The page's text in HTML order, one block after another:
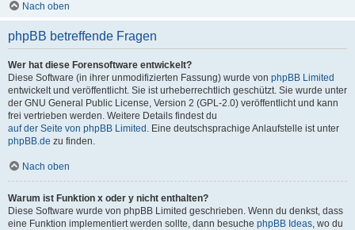
Nach oben
phpBB betreffende Fragen
Wer hat diese Forensoftware entwickelt?
Diese Software (in ihrer unmodifizierten Fassung) wurde von phpBB Limited
entwickelt und veröffentlicht. Sie ist urheberrechtlich geschützt. Sie wurde unter
der GNU General Public License, Version 2 (GPL-2.0) veröffentlicht und kann
frei vertrieben werden. Weitere Details findest du
auf der Seite von phpBB Limited . Eine deutschsprachige Anlaufstelle ist unter
phpBB.de zu finden.
Nach oben
Warum ist Funktion x oder y nicht enthalten?
Diese Software wurde von phpBB Limited geschrieben. Wenn du denkst, dass
eine Funktion implementiert werden sollte, dann besuche phpBB Ideas, wo du